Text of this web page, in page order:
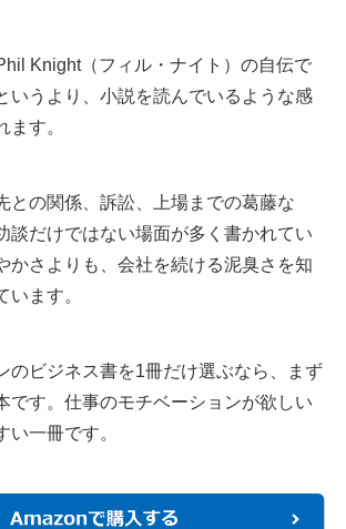
Knight（フィル・ナイト）の自伝で
いうより、小説を読んでいるような感
ます。
との関係、訴訟、上場までの葛藤な
談だけではない場面が多く書かれてい
かさよりも、会社を続ける泥臭さを知
います。
のビジネス書を1冊だけ選ぶなら、まず
です。仕事のモチベーションが欲しい
い一冊です。